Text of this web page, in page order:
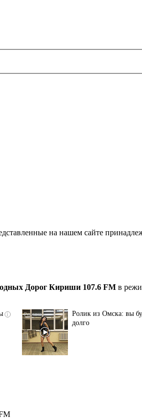
на нашем сайте
Дорог Кириши 107.6 FM в
i
Ролик из Омска: вы
долго